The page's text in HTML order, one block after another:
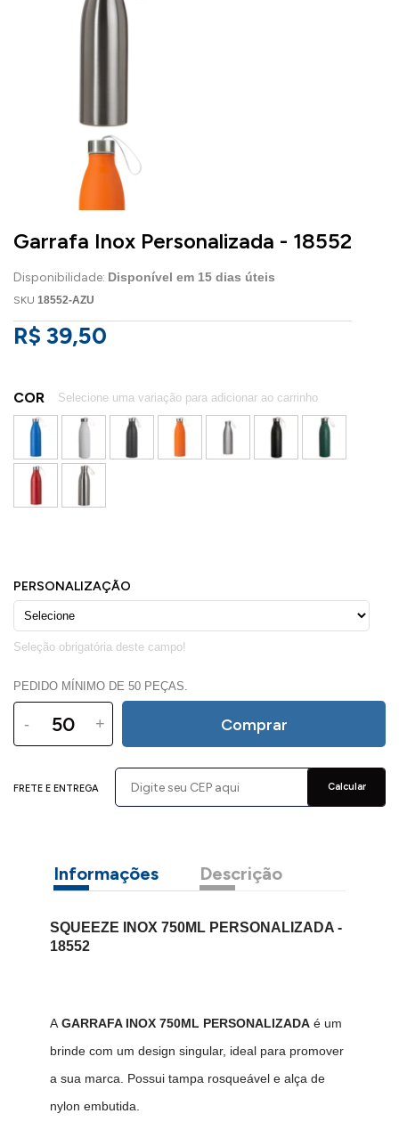
Garrafa Inox Personalizada - 18552
Disponibilidade: Disponível em 15 dias úteis
SKU 18552-AZU
R$ 39,50
COR
PEDIDO MÍNIMO DE 50 PEÇAS.
- + Comprar
FRETE E ENTREGA Calcular
Informações Descrição
SQUEEZE INOX 750ML PERSONALIZADA -
18552
AGARRAFA INOX 750ML PERSONALIZADAé um
brinde com um design singular, ideal para promover
a sua marca. Possui tampa rosqueável e alça de
nylon embutida.